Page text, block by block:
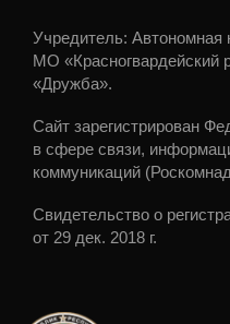
Учредитель: Автономная
МО «Красногвардейский
«Дружба».
Сайт зарегистрирован
в сфере связи,
коммуникаций
Свидетельство о
от 29 дек. 2018 г.